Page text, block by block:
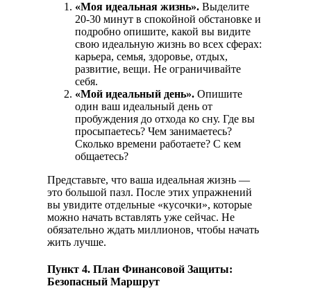
«Моя идеальная жизнь». Выделите
20-30 минут в спокойной обстановке и
подробно опишите, какой вы видите
свою идеальную жизнь во всех сферах:
карьера, семья, здоровье, отдых,
развитие, вещи. Не ограничивайте
себя.
«Мой идеальный день». Опишите
один ваш идеальный день от
пробуждения до отхода ко сну. Где вы
просыпаетесь? Чем занимаетесь?
Сколько времени работаете? С кем
общаетесь?
Представьте, что ваша идеальная жизнь —
это большой пазл. После этих упражнений
вы увидите отдельные «кусочки», которые
можно начать вставлять уже сейчас. Не
обязательно ждать миллионов, чтобы начать
жить лучше.
Пункт 4. План Финансовой Защиты:
Безопасный Маршрут